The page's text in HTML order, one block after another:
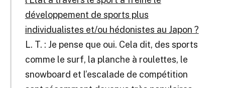
développement de sports plus
individualistes et/ou hédonistes au Japon ?
L. T. : Je pense que oui. Cela dit, des sports
comme le surf, la planche à roulettes, le
snowboard et l’escalade de compétition